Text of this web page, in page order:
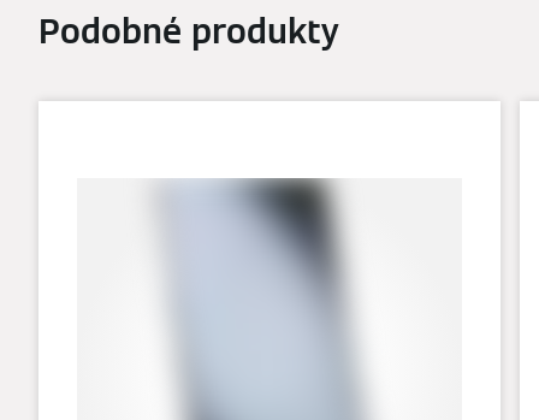
Podobné produkty